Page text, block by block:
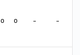
0 0 - -